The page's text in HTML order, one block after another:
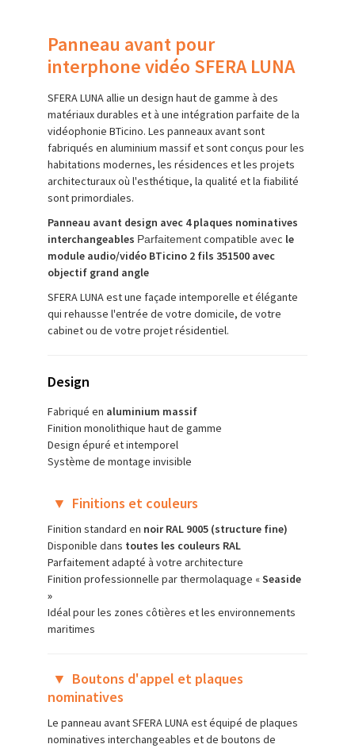
Panneau avant pour
interphone vidéo SFERA LUNA
SFERA LUNA allie un design haut de gamme à des
matériaux durables et à une intégration parfaite de la
vidéophonie BTicino. Les panneaux avant sont
fabriqués en aluminium massif et sont conçus pour les
habitations modernes, les résidences et les projets
architecturaux où l'esthétique, la qualité et la fiabilité
sont primordiales.
Panneau avant design avec 4 plaques nominatives
interchangeables Parfaitementcompatible avec le
module audio/vidéo BTicino 2 fils 351500 avec
objectif grand angle
SFERA LUNA est une façade intemporelle et élégante
qui rehausse l'entrée de votre domicile, de votre
cabinet ou de votre projet résidentiel.
Design
Fabriqué en aluminium massif
Finition monolithique haut de gamme
Design épuré et intemporel
Système de montage invisible
▼ Finitions et couleurs
Finition standard en noir RAL 9005 (structure fine)
Disponible dans toutes les couleurs RAL
Parfaitement adapté à votre architecture
Finition professionnelle par thermolaquage «Seaside
»
Idéal pour les zones côtières et les environnements
maritimes
▼ Boutons d'appel et plaques
nominatives
Le panneau avant SFERA LUNA est équipé de plaques
nominatives interchangeables et de boutons de